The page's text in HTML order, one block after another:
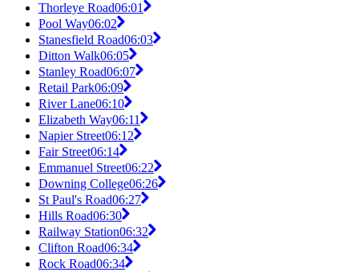
Thorleye Road06:01
Pool Way06:02
Stanesfield Road06:03
Ditton Walk06:05
Stanley Road06:07
Retail Park06:09
River Lane06:10
Elizabeth Way06:11
Napier Street06:12
Fair Street06:14
Emmanuel Street06:22
Downing College06:26
St Paul's Road06:27
Hills Road06:30
Railway Station06:32
Clifton Road06:34
Rock Road06:34